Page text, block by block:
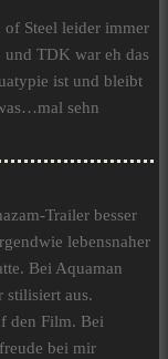
Steel leider immer
TDK war eh das
ist und bleibt
sehn
Trailer besser
lebensnaher
Bei Aquaman
stilisiert aus.
den Film. Bei
bei mir